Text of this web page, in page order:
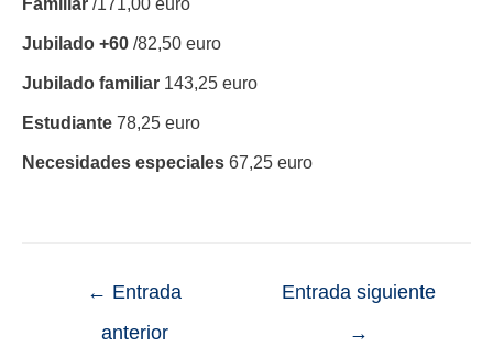
Jubilado +60 /82,50 euro
Jubilado familiar 143,25 euro
Estudiante 78,25 euro
Necesidades especiales 67,25 euro
← Entrada
anterior
Entrada siguiente
→